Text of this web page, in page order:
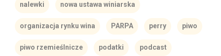
nalewki nowa ustawa winiarska
organizacja rynku wina PARPA perry piwo
piwo rzemieślnicze podatki podcast